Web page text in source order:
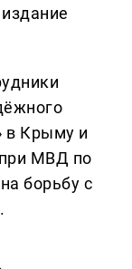
в Крыму и
МВД по
борьбу с